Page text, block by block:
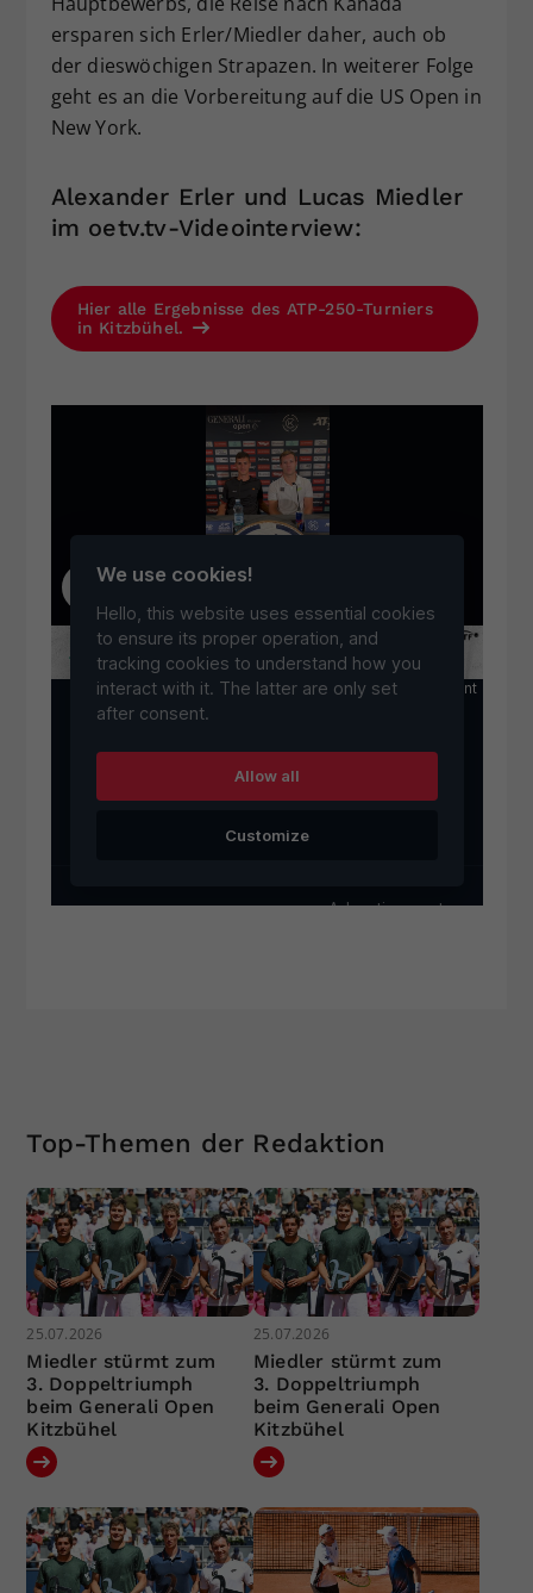
ersparen sich Erler/Miedler daher, auch ob
der dieswöchigen Strapazen. In weiterer Folge
geht es an die Vorbereitung auf die US Open in
New York.
Alexander Erler und Lucas Miedler
im oetv.tv-Videointerview:
Hier alle Ergebnisse des ATP-250-Turniers
in Kitzbühel.
Top-Themen der Redaktion
25.07.2026
Miedler stürmt zum
3. Doppeltriumph
beim Generali Open
Kitzbühel
25.07.2026
Miedler stürmt zum
3. Doppeltriumph
beim Generali Open
Kitzbühel